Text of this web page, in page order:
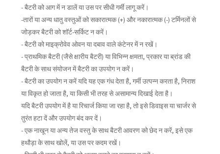
- बैटरी को आग में न डालें या उस पर सीधी गर्मी लागू करें।
-तारों या अन्य धातु वस्तुओं को सकारात्मक (+) और नकारात्मक (-) टर्मिनलों से
जोड़कर बैटरी को शॉर्ट-सर्किट न करें।
- बैटरी को माइक्रोवेव ओवन या दबाव वाले कंटेनर में न रखें।
- प्राथमिक बैटरी (जैसे क्षारीय बैटरी) या विभिन्न क्षमता, प्रकार या ब्रांड की
बैटरी के साथ संयोजन में बैटरी का उपयोग न करें।
- बैटरी का उपयोग न करें यदि यह एक गंध देता है, गर्मी उत्पन्न करता है, निराश
या विकृत हो जाता है, या किसी भी तरह से असामान्य दिखाई देता है।
यदि बैटरी उपयोग में है या रिचार्ज किया जा रहा है, तो इसे डिवाइस या चार्जर से
तुरंत हटा दें और उपयोग बंद कर दें।
- एक नाखून या अन्य तेज वस्तु के साथ बैटरी आवरण को छेद न करें, इसे एक
हथौड़ा के साथ खोलें, या उस पर कदम रखें।